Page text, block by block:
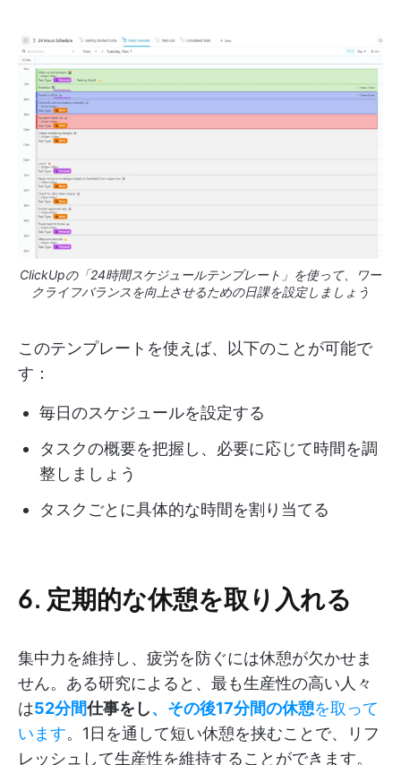
ClickUpの「24時間スケジュールテンプレート」を使って、ワー
クライフバランスを向上させるための日課を設定しましょう
このテンプレートを使えば、以下のことが可能で
す：
毎日のスケジュールを設定する
タスクの概要を把握し、必要に応じて時間を調
整しましょう
タスクごとに具体的な時間を割り当てる
6. 定期的な休憩を取り入れる
集中力を維持し、疲労を防ぐには休憩が欠かせま
せん。ある研究によると、最も生産性の高い人々
は52分間仕事をし、その後17分間の休憩を取って
います。1日を通して短い休憩を挟むことで、リフ
レッシュして生産性を維持することができます。